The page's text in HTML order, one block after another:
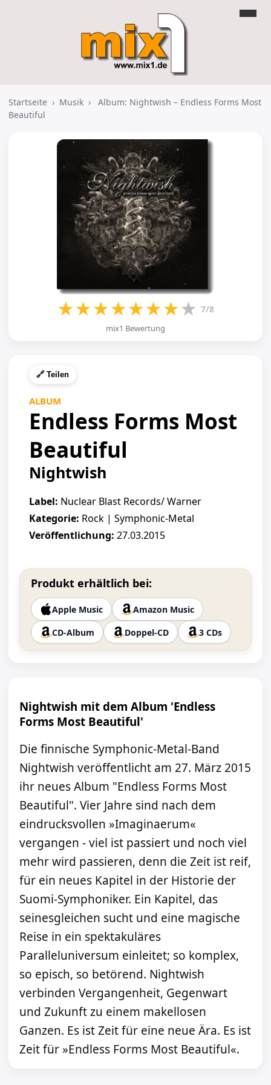
Startseite › Musik ›
Album: Nightwish – Endless Forms Most
Beautiful
★★★★★★★★ 7/8
mix1 Bewertung
🔗 Teilen
ALBUM
Endless Forms Most
Beautiful
Nightwish
Label: Nuclear Blast Records/ Warner
Kategorie: Rock | Symphonic-Metal
Veröffentlichung: 27.03.2015
Produkt erhältlich bei:
Apple Music
Amazon Music
CD-Album
Doppel-CD 3 CDs
Nightwish mit dem Album 'Endless
Forms Most Beautiful'
Die finnische Symphonic-Metal-Band
Nightwish veröffentlicht am 27. März 2015
ihr neues Album "Endless Forms Most
Beautiful". Vier Jahre sind nach dem
eindrucksvollen »Imaginaerum«
vergangen - viel ist passiert und noch viel
mehr wird passieren, denn die Zeit ist reif,
für ein neues Kapitel in der Historie der
Suomi-Symphoniker. Ein Kapitel, das
seinesgleichen sucht und eine magische
Reise in ein spektakuläres
Paralleluniversum einleitet; so komplex,
so episch, so betörend. Nightwish
verbinden Vergangenheit, Gegenwart
und Zukunft zu einem makellosen
Ganzen. Es ist Zeit für eine neue Ära. Es ist
Zeit für »Endless Forms Most Beautiful«.